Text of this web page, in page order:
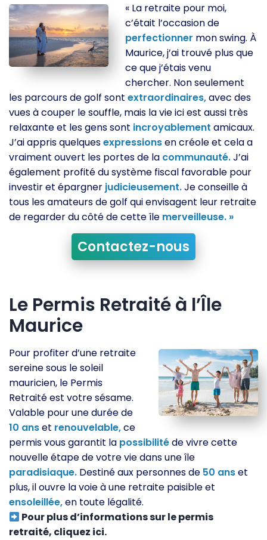
« La retraite pour moi,
c’était l’occasion de
perfectionner mon swing. À
Maurice, j’ai trouvé plus que
ce que j’étais venu
chercher. Non seulement
les parcours de golf sont extraordinaires,avec des
vues à couper le souffle, mais la vie ici est aussi très
relaxante et les gens sont incroyablement amicaux.
J’ai appris quelquesexpressionsen créole et cela a
vraiment ouvert les portes de la communauté.J’ai
également profité du système fiscal favorable pour
investir et épargner judicieusement.Je conseille à
tous les amateurs de golf qui envisagent leur retraite
de regarder du côté de cette île merveilleuse. »
Contactez-nous
Le Permis Retraité à l’Île
Maurice
Pour profiter d’une retraite
sereine sous le soleil
mauricien, le Permis
Retraité est votre sésame.
Valable pour une durée de
10 anset renouvelable,ce
permis vous garantit la possibilitéde vivre cette
nouvelle étape de votre vie dans une île
paradisiaque. Destiné aux personnes de 50 anset
plus, il ouvre la voie à une retraite paisible et
ensoleillée,en toute légalité.
Pour plus d’informations sur le permis
retraité, cliquez ici.